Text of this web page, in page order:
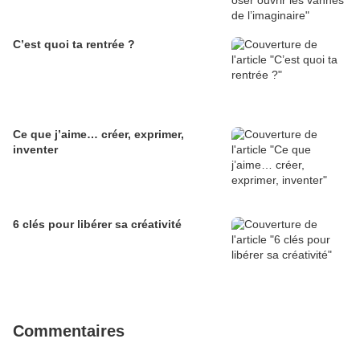
C’est quoi ta rentrée ?
Ce que j’aime… créer, exprimer,
inventer
6 clés pour libérer sa créativité
Commentaires